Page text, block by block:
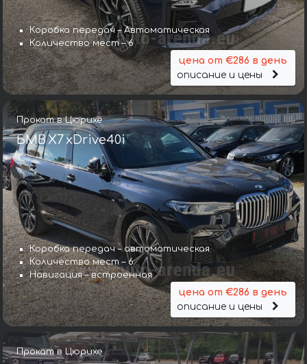
Коробка передач – Автоматическая
Количество мест – 6
цена от €286 в день
описание и цены
Прокат в Цюрихе
БМВ X7 xDrive40i
Коробка передач – автоматическая
Количество мест – 6
Навигация – встроенная
цена от €286 в день
описание и цены
Прокат в Цюрихе